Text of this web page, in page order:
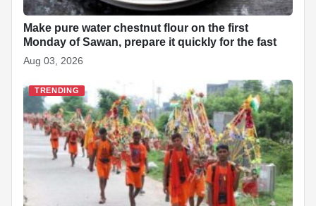
Make pure water chestnut flour on the first
Monday of Sawan, prepare it quickly for the fast
Aug 03, 2026
TRENDING